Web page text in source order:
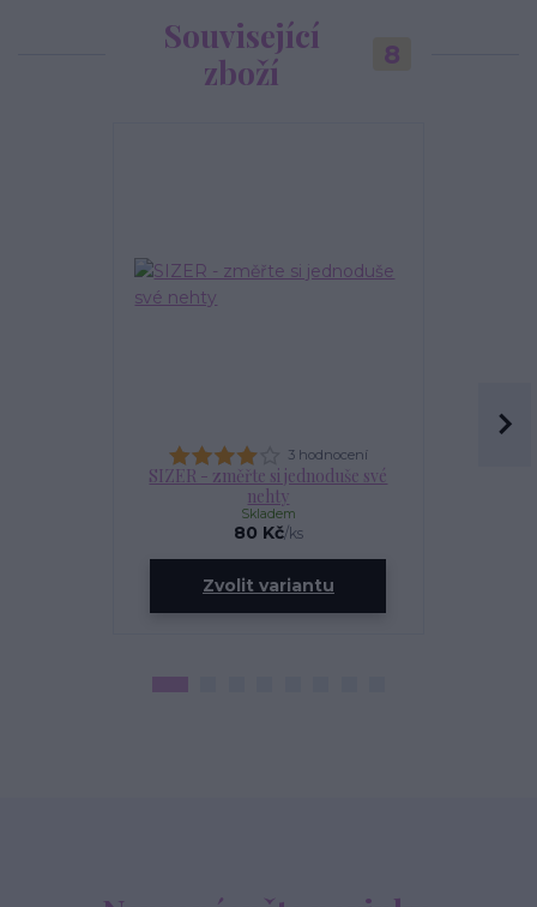
Související
zboží
8
3 hodnocení
SIZER - změřte si jednoduše své
nehty
80 Kč/ks
Skladem
Zvolit variantu